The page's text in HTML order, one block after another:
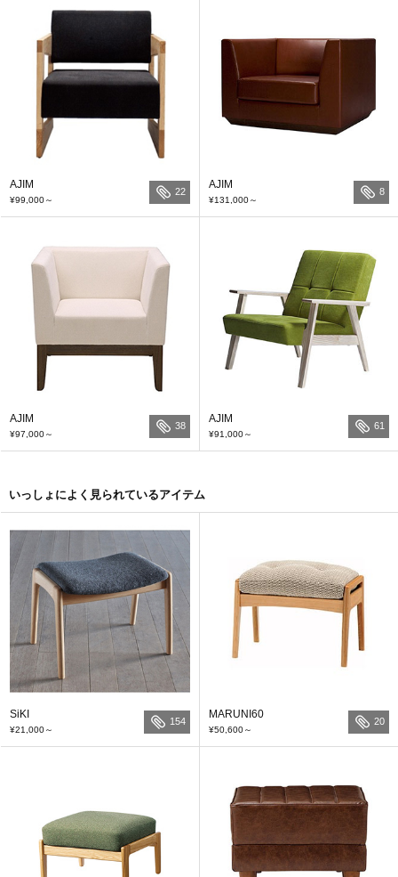
AJIM
¥99,000～
22
AJIM
¥131,000～
8
AJIM
¥97,000～
38
AJIM
¥91,000～
61
いっしょによく見られているアイテム
SiKI
¥21,000～
154
MARUNI60
¥50,600～
20